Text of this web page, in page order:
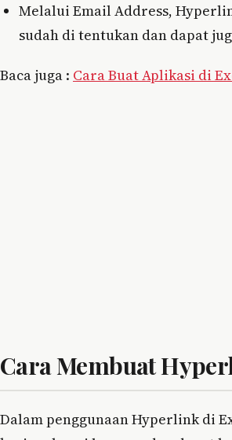
Melalui Email Address,
sudah di tentukan dan dapat
Baca juga : Cara Buat Aplikasi di
Cara Membuat
Dalam penggunaan Hyperlink di